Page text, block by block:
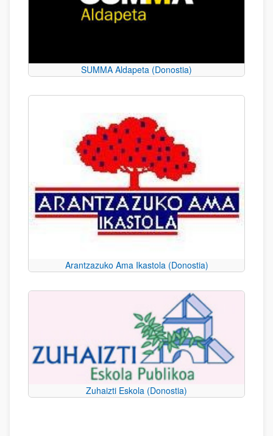
SUMMA Aldapeta (Donostia)
Arantzazuko Ama Ikastola (Donostia)
Zuhaizti Eskola (Donostia)